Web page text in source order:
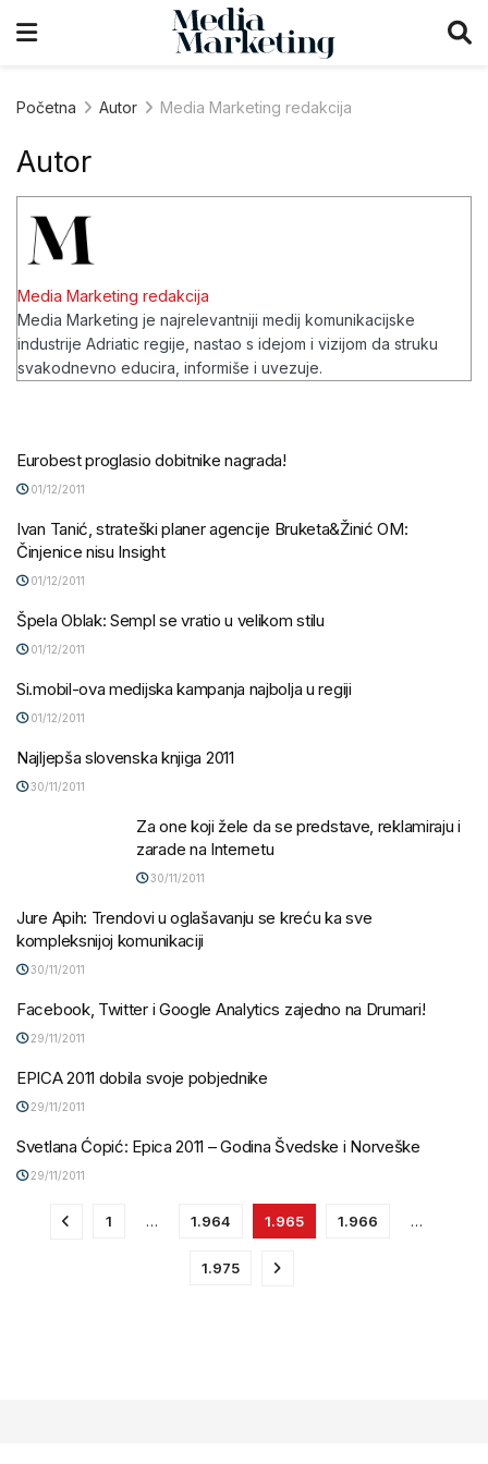
Početna Autor Media Marketing redakcija
Autor
Media Marketing redakcija
Media Marketing je najrelevantniji medij komunikacijske
industrije Adriatic regije, nastao s idejom i vizijom da struku
svakodnevno educira, informiše i uvezuje.
Eurobest proglasio dobitnike nagrada!
01/12/2011
Ivan Tanić, strateški planer agencije Bruketa&Žinić OM:
Činjenice nisu Insight
01/12/2011
Špela Oblak: Sempl se vratio u velikom stilu
01/12/2011
Si.mobil-ova medijska kampanja najbolja u regiji
01/12/2011
Najljepša slovenska knjiga 2011
30/11/2011
Za one koji žele da se predstave, reklamiraju i
zarade na Internetu
30/11/2011
Jure Apih: Trendovi u oglašavanju se kreću ka sve
kompleksnijoj komunikaciji
30/11/2011
Facebook, Twitter i Google Analytics zajedno na Drumari!
29/11/2011
EPICA 2011 dobila svoje pobjednike
29/11/2011
Svetlana Ćopić: Epica 2011 – Godina Švedske i Norveške
29/11/2011
1 … 1.964 1.965 1.966 …
1.975